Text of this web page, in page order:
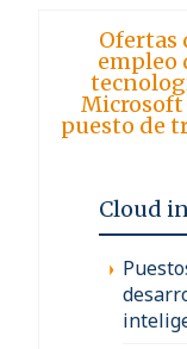
Ofertas
empleo
puesto de
Cloud